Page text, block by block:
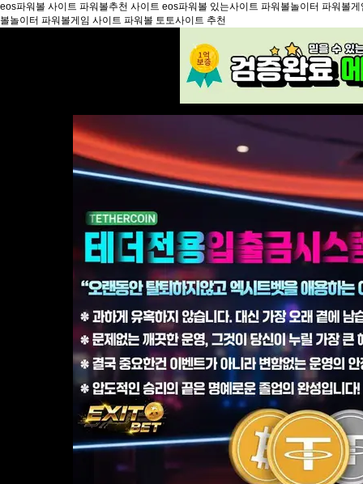
eos파워볼 사이트 파워볼추천 사이트 eos파워볼 있는사이트 파워볼놀이터 파워볼
볼놀이터 파워볼게임 사이트 파워볼 토토사이트 추천